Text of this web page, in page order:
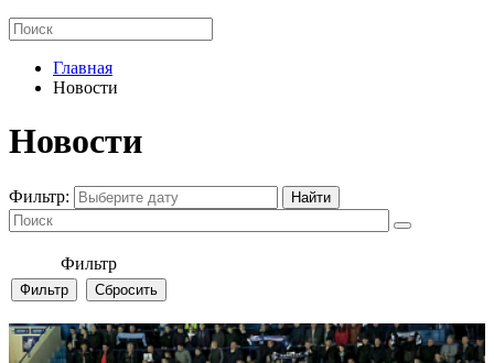
Главная
Новости
Новости
Фильтр:
Фильтр